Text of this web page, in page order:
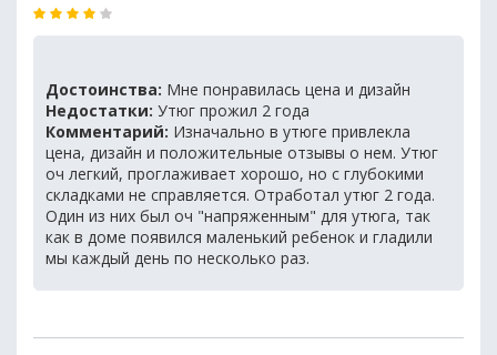
Достоинства: Мне понравилась цена и дизайн
Недостатки: Утюг прожил 2 года
Комментарий: Изначально в утюге привлекла
цена, дизайн и положительные отзывы о нем. Утюг
оч легкий, проглаживает хорошо, но с глубокими
складками не справляется. Отработал утюг 2 года.
Один из них был оч "напряженным" для утюга, так
как в доме появился маленький ребенок и гладили
мы каждый день по несколько раз.